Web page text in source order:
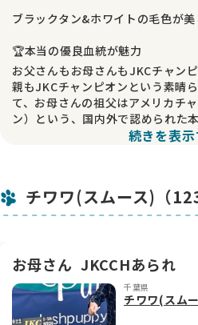
ブラックタン&ホワイトの毛色が
🏆本当の優良血統が魅力
お父さんもお母さんもJKCチャン
親もJKCチャンピオンという素晴
て、お母さんの祖父はアメリカチ
ン）という、国内外で認められた
両親ともに健康でしっかりとした
このブラックタン&ホワイトのスム
の優れた血統と愛らしい姿で、ご
ご興味があれば、ぜひお気軽にお
続きを表
チワワ(スムース)（
お母さん JKCCHあられ
千葉県
チワワ(スム